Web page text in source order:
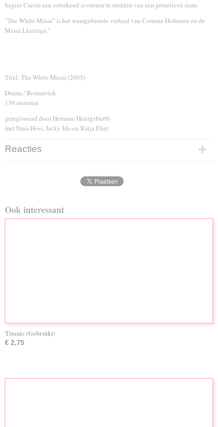
begint Carola een onbekend avontuur te midden van een primitieve stam.
"The White Masai" is het waargebeurde verhaal van Corinne Hofmann en de
Masai Lketinga."
Titel: The White Masai (2005)
Drama / Romantiek
130 minuten
geregisseerd door Hermine Huntgeburth
met Nina Hoss, Jacky Ido en Katja Flint
Reacties
Ook interessant
Titanic (Gebruikt)
€ 2,75